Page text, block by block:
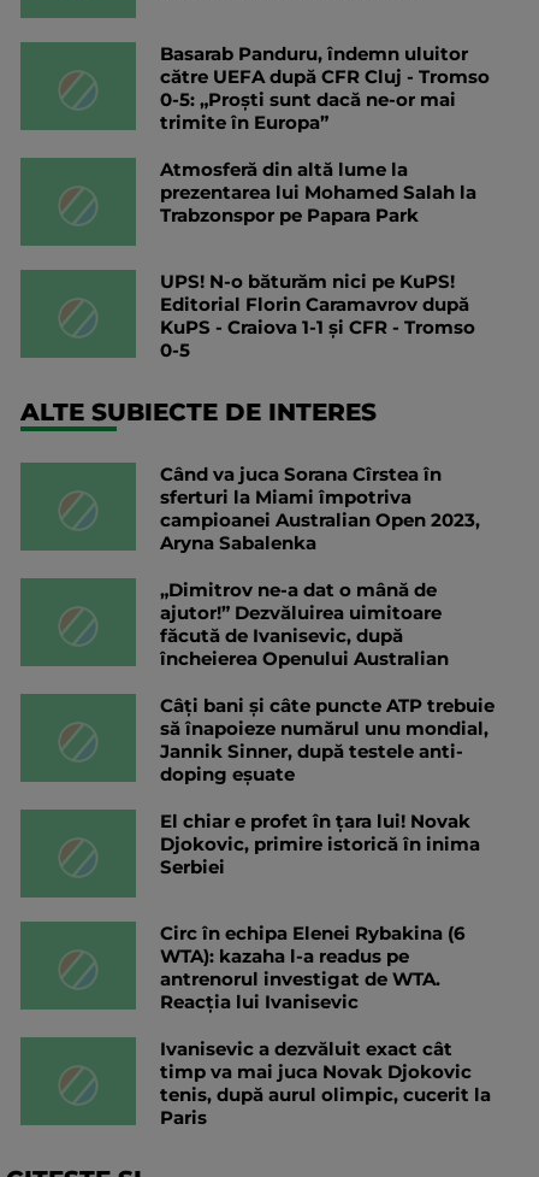
Basarab Panduru, îndemn uluitor
către UEFA după CFR Cluj - Tromso
0-5: „Proști sunt dacă ne-or mai
trimite în Europa”
Atmosferă din altă lume la
prezentarea lui Mohamed Salah la
Trabzonspor pe Papara Park
UPS! N-o băturăm nici pe KuPS!
Editorial Florin Caramavrov după
KuPS - Craiova 1-1 și CFR - Tromso
0-5
ALTE SUBIECTE DE INTERES
Când va juca Sorana Cîrstea în
sferturi la Miami împotriva
campioanei Australian Open 2023,
Aryna Sabalenka
„Dimitrov ne-a dat o mână de
ajutor!” Dezvăluirea uimitoare
făcută de Ivanisevic, după
încheierea Openului Australian
Câți bani și câte puncte ATP trebuie
să înapoieze numărul unu mondial,
Jannik Sinner, după testele anti-
doping eșuate
El chiar e profet în țara lui! Novak
Djokovic, primire istorică în inima
Serbiei
Circ în echipa Elenei Rybakina (6
WTA): kazaha l-a readus pe
antrenorul investigat de WTA.
Reacția lui Ivanisevic
Ivanisevic a dezvăluit exact cât
timp va mai juca Novak Djokovic
tenis, după aurul olimpic, cucerit la
Paris